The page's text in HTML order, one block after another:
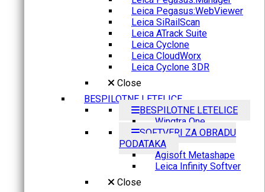
Leica Pegasus:WebViewer
Leica SiRailScan
Leica ATrack Suite
Leica Cyclone
Leica CloudWorx
Leica Cyclone 3DR
Close
BESPILOTNE LETELICE
BESPILOTNE LETELICE
Wingtra One
SOFTVERI ZA OBRADU
PODATAKA
Agisoft Metashape
Leica Infinity Softver
Close